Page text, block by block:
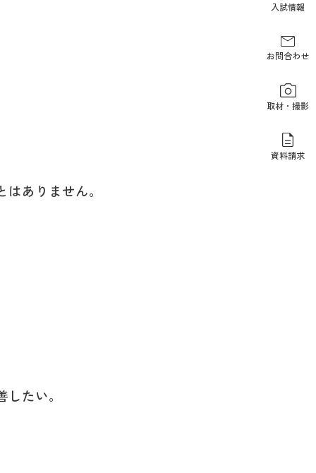
入試情報
お問合わせ
取材・撮影
資料請求
ありません。
たい。